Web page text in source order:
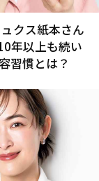
ュクス紙本さん
年以上も続い
習慣とは？